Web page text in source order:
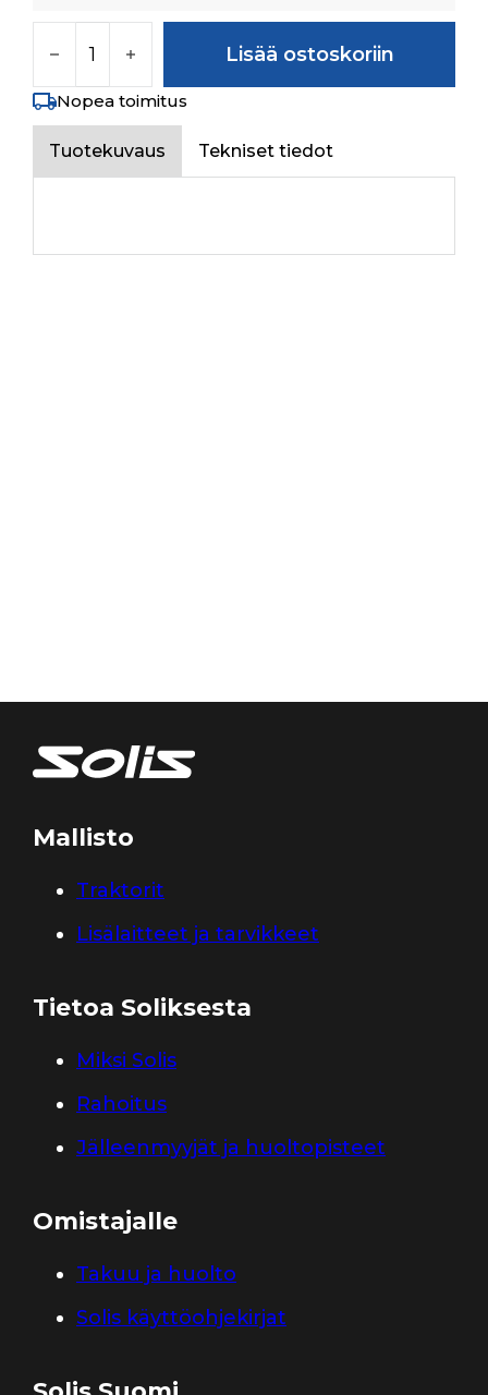
Lisää ostoskoriin
Nopea toimitus
Tuotekuvaus Tekniset tiedot
Mallisto
Traktorit
Lisälaitteet ja tarvikkeet
Tietoa Soliksesta
Miksi Solis
Rahoitus
Jälleenmyyjät ja huoltopisteet
Omistajalle
Takuu ja huolto
Solis käyttöohjekirjat